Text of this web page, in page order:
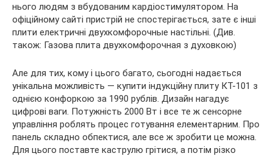
нього людям з вбудованим кардіостимулятором. На
офіційному сайті пристрій не спостерігається, зате є інші
плити електричні двухкомфорочные настільні. (Див.
також: Газова плита двухкомфорочная з духовкою)
Але для тих, кому і цього багато, сьогодні надається
унікальна можливість — купити індукційну плиту КТ-101 з
однією конфоркою за 1990 рублів. Дизайн нагадує
цифрові ваги. Потужність 2000 Вт і все те ж сенсорне
управління роблять процес готування елементарним. Про
панель складно обпектися, але все ж зробити це можна.
Для цього поставте каструлю грітися, а потім різко